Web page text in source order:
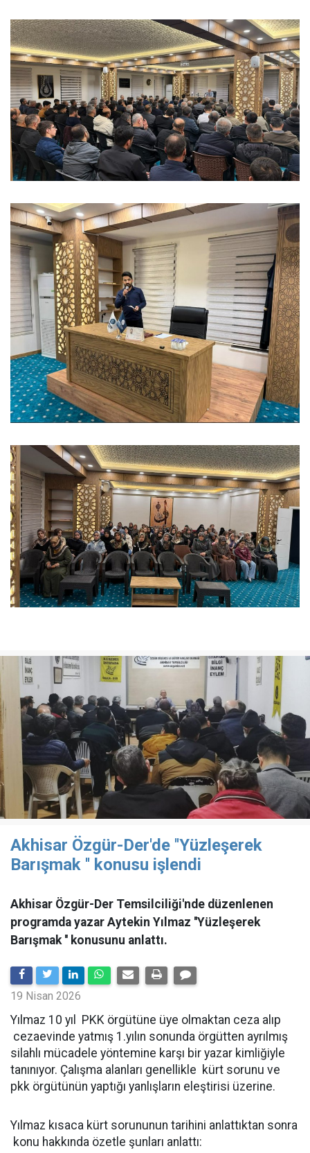
Akhisar Özgür-Der'de ''Yüzleşerek
Barışmak '' konusu işlendi
Akhisar Özgür-Der Temsilciliği'nde düzenlenen
programda yazar Aytekin Yılmaz ''Yüzleşerek
Barışmak '' konusunu anlattı.
19 Nisan 2026
Yılmaz 10 yıl PKK örgütüne üye olmaktan ceza alıp
cezaevinde yatmış 1.yılın sonunda örgütten ayrılmış
silahlı mücadele yöntemine karşı bir yazar kimliğiyle
tanınıyor. Çalışma alanları genellikle kürt sorunu ve
pkk örgütünün yaptığı yanlışların eleştirisi üzerine.
Yılmaz kısaca kürt sorununun tarihini anlattıktan sonra
konu hakkında özetle şunları anlattı: